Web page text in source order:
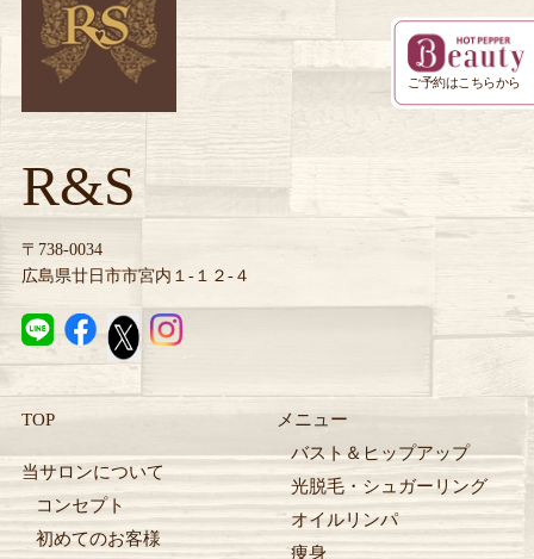
ご予約はこちらから
R&S
〒738-0034
広島県廿日市市宮内１-１２-４
TOP
当サロンについて
コンセプト
初めてのお客様
メニュー
バスト＆ヒップアップ
光脱毛・シュガーリング
オイルリンパ
痩身